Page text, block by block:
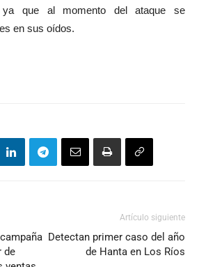
ya que al momento del ataque se
en sus oídos.
de
Artículo siguiente
Detectan primer caso del año
de Hanta en Los Ríos